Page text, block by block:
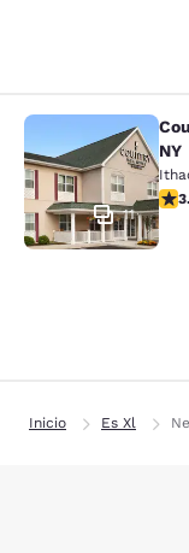
Country
11
NY
Inicio Es Xl